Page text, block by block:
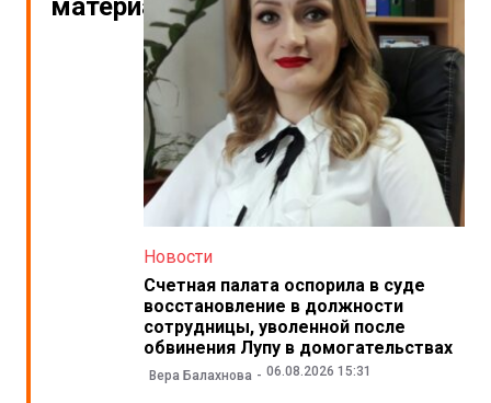
материалы
Новости
Счетная палата оспорила в суде
восстановление в должности
сотрудницы, уволенной после
обвинения Лупу в домогательствах
Вера Балахнова 06.08.2026 15:31